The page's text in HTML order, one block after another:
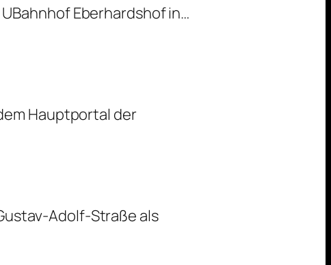
Eberhardshof in…
Hauptportal der
Adolf-Straße als